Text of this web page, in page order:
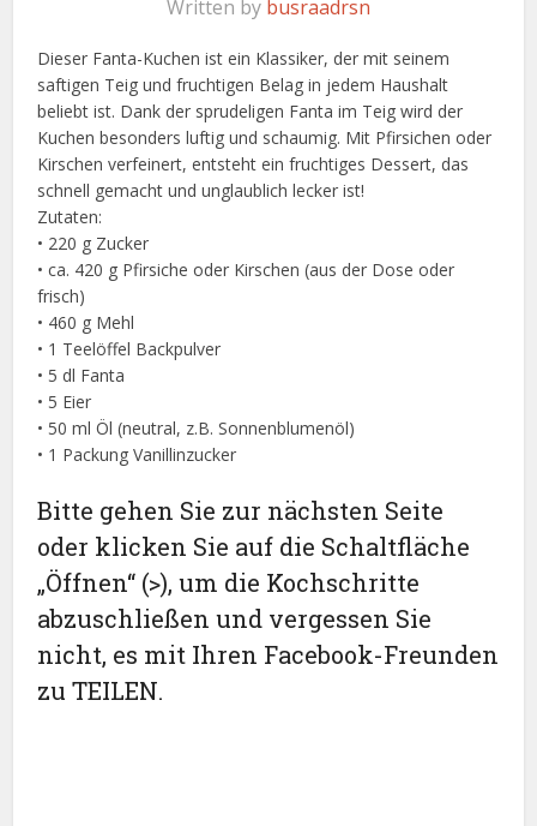
Written by busraadrsn
Dieser Fanta-Kuchen ist ein Klassiker, der mit seinem
saftigen Teig und fruchtigen Belag in jedem Haushalt
beliebt ist. Dank der sprudeligen Fanta im Teig wird der
Kuchen besonders luftig und schaumig. Mit Pfirsichen oder
Kirschen verfeinert, entsteht ein fruchtiges Dessert, das
schnell gemacht und unglaublich lecker ist!
Zutaten:
• 220 g Zucker
• ca. 420 g Pfirsiche oder Kirschen (aus der Dose oder
frisch)
• 460 g Mehl
• 1 Teelöffel Backpulver
• 5 dl Fanta
• 5 Eier
• 50 ml Öl (neutral, z.B. Sonnenblumenöl)
• 1 Packung Vanillinzucker
Bitte gehen Sie zur nächsten Seite
oder klicken Sie auf die Schaltfläche
„Öffnen“ (>), um die Kochschritte
abzuschließen und vergessen Sie
nicht, es mit Ihren Facebook-Freunden
zu TEILEN.